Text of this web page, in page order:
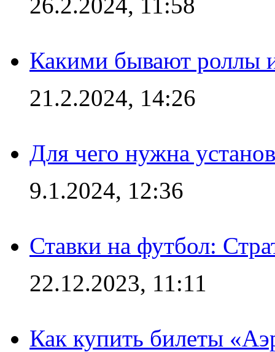
Какими бывают роллы
21.2.2024, 14:26
Для чего нужна
9.1.2024, 12:36
Ставки на футбол:
22.12.2023, 11:11
Как купить билеты